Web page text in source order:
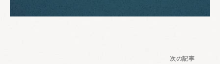
次の記事